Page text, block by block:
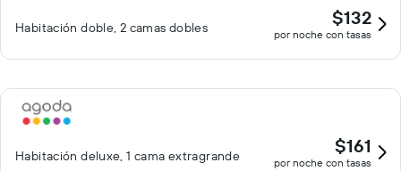
Habitación doble, 2 camas dobles $132
por noche con tasas
Habitación deluxe, 1 cama extragrande $161
por noche con tasas